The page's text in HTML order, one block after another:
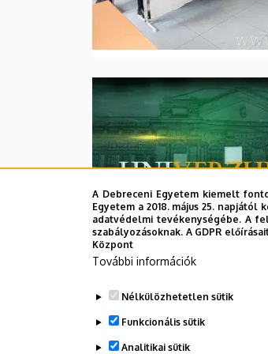
Oldalszámozás
A Debreceni Egyetem kiemelt
Egyetem a 2018. május 25.
adatvédelmi tevékenységébe. A
szabályozásoknak. A GDPR
Központ
További információk
Nélkülözhetetlen sütik
Funkcionális sütik
Analitikai sütik